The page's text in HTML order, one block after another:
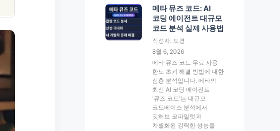
메타 뮤즈 코드: AI
코딩 에이전트 대규모
코드 분석 실제 사용법
작성자: 도경
8월 6, 2026
메타 뮤즈 코드 무료 사용
한도 초과 해결 방법에 대한
심층 분석입니다. 메타의
최신 AI 코딩 에이전트
'뮤즈 코드'는 대규모
코드베이스 분석에서
깃허브 코파일럿과
차별화된 강력한 성능을